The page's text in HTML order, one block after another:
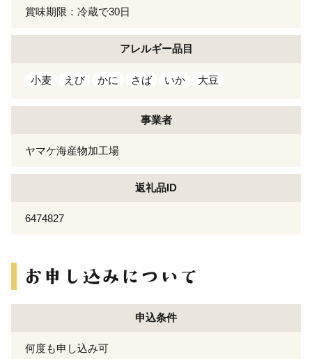
賞味期限：冷蔵で30日
アレルギー品目
小麦 えび かに さば いか 大豆
事業者
ヤマケ海産物加工場
返礼品ID
6474827
申込条件
何度も申し込み可